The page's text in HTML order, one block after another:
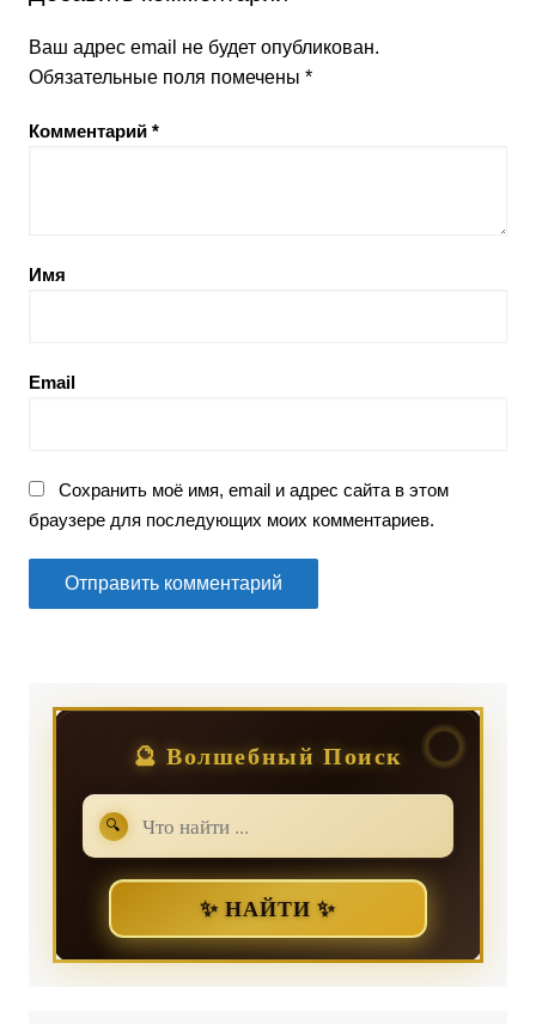
Ваш адрес email не будет опубликован.
Обязательные поля помечены *
Комментарий *
Имя
Email
Сохранить моё имя, email и адрес сайта в этом
браузере для последующих моих комментариев.
🔮 Волшебный Поиск
🔍
✨ НАЙТИ ✨